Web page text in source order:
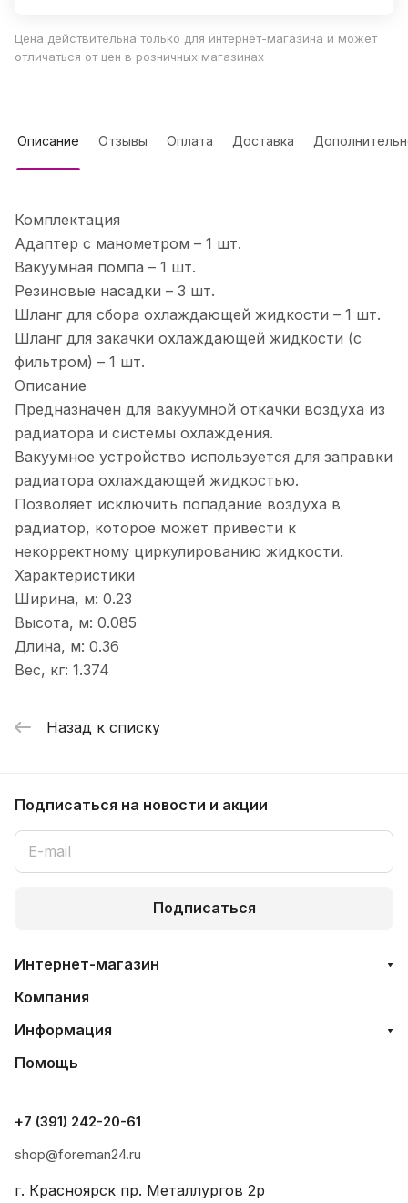
Цена действительна только для интернет-магазина и может
отличаться от цен в розничных магазинах
Описание Отзывы Оплата Доставка
Комплектация
Адаптер с манометром – 1 шт.
Вакуумная помпа – 1 шт.
Резиновые насадки – 3 шт.
Шланг для сбора охлаждающей жидкости – 1 шт.
Шланг для закачки охлаждающей жидкости (с
фильтром) – 1 шт.
Описание
Предназначен для вакуумной откачки воздуха из
радиатора и системы охлаждения.
Вакуумное устройство используется для заправки
радиатора охлаждающей жидкостью.
Позволяет исключить попадание воздуха в
радиатор, которое может привести к
некорректному циркулированию жидкости.
Характеристики
Ширина, м: 0.23
Высота, м: 0.085
Длина, м: 0.36
Вес, кг: 1.374
Назад к списку
Подписаться на новости и акции
Подписаться
Интернет-магазин
Компания
Информация
Помощь
+7 (391) 242-20-61
shop@foreman24.ru
г. Красноярск пр. Металлургов 2р